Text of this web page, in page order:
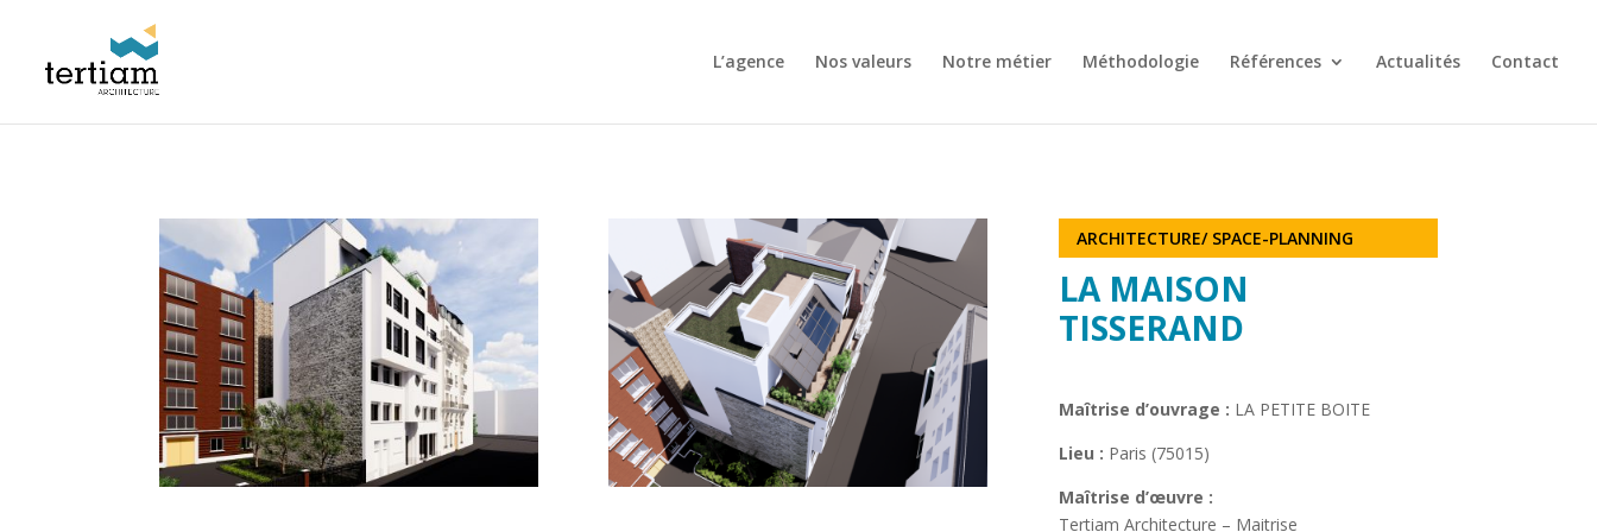
L’agence Nos valeurs Notre métier Méthodologie Références Actualités Contact
ARCHITECTURE/ SPACE-PLANNING
LA MAISON
TISSERAND
Maîtrise d’ouvrage : LA PETITE BOITE
Lieu : Paris (75015)
Maîtrise d’œuvre :
Tertiam Architecture – Maitrise